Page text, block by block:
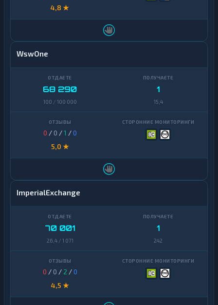
4,8 ★
WswOne
68 290
100 / 100 000
1
15,4
0 / 0 /1 /0
5,0 ★
ImperialExchange
70 001
26,4 / 1 071
1
242
0 / 0 / 2 /0
4,5 ★